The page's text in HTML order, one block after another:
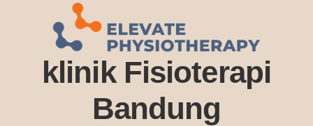
klinik Fisioterapi
Bandung